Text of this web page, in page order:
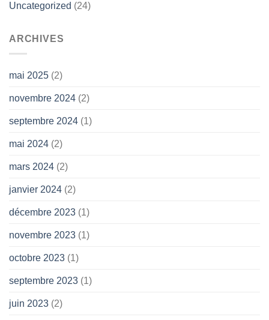
Uncategorized (24)
ARCHIVES
mai 2025 (2)
novembre 2024 (2)
septembre 2024 (1)
mai 2024 (2)
mars 2024 (2)
janvier 2024 (2)
décembre 2023 (1)
novembre 2023 (1)
octobre 2023 (1)
septembre 2023 (1)
juin 2023 (2)